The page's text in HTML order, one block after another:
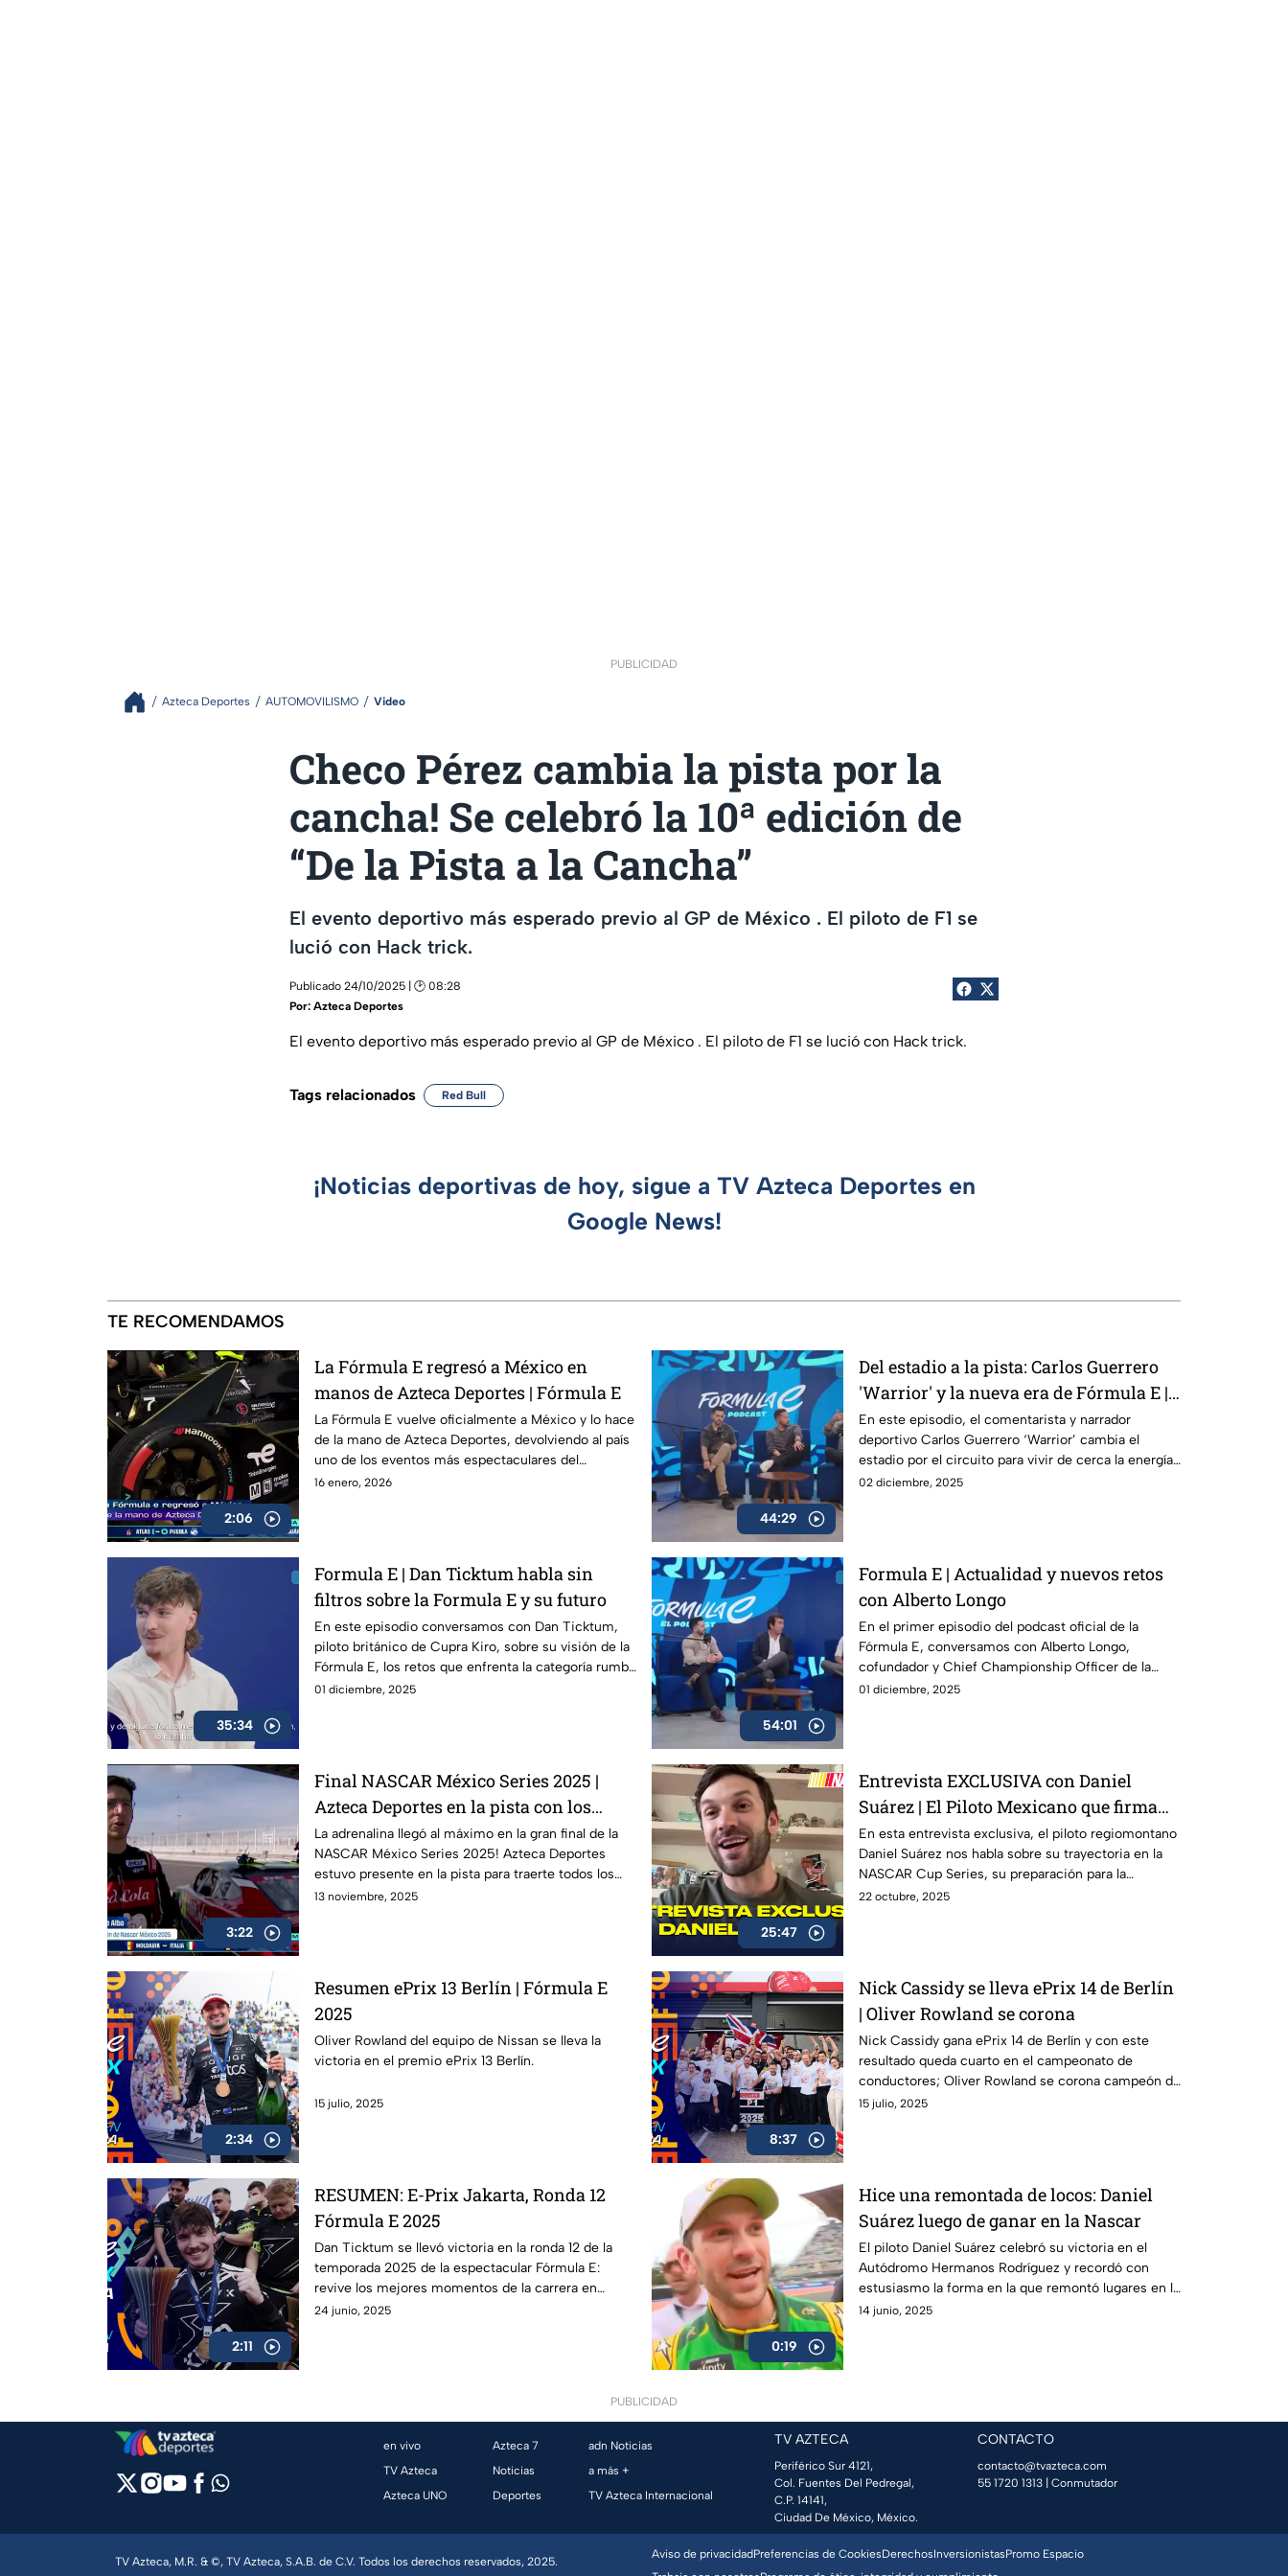
PUBLICIDAD
Azteca Deportes AUTOMOVILISMO Video
Checo Pérez cambia la pista por la
cancha! Se celebró la 10ª edición de
“De la Pista a la Cancha”
El evento deportivo más esperado previo al GP de México . El piloto de F1 se
lució con Hack trick.
Publicado 24/10/2025 | 🕑 08:28
Por: Azteca Deportes
El evento deportivo más esperado previo al GP de México . El piloto de F1 se lució con Hack trick.
Tags relacionados Red Bull
¡Noticias deportivas de hoy, sigue a TV Azteca Deportes en
Google News!
TE RECOMENDAMOS
2:06
La Fórmula E regresó a México en
manos de Azteca Deportes | Fórmula E
La Fórmula E vuelve oficialmente a México y lo hace
de la mano de Azteca Deportes, devolviendo al país
uno de los eventos más espectaculares del
automovilismo mundial.
16 enero, 2026
44:29
Del estadio a la pista: Carlos Guerrero
'Warrior' y la nueva era de Fórmula E |
Podcast de Fórmula E
En este episodio, el comentarista y narrador
deportivo Carlos Guerrero ‘Warrior’ cambia el
estadio por el circuito para vivir de cerca la energía
de la Fórmula E.
02 diciembre, 2025
35:34
Formula E | Dan Ticktum habla sin
filtros sobre la Formula E y su futuro
En este episodio conversamos con Dan Ticktum,
piloto británico de Cupra Kiro, sobre su visión de la
Fórmula E, los retos que enfrenta la categoría rumbo
a la temporada 12 y su propia evolución dentro del
01 diciembre, 2025
54:01
Formula E | Actualidad y nuevos retos
con Alberto Longo
En el primer episodio del podcast oficial de la
Fórmula E, conversamos con Alberto Longo,
cofundador y Chief Championship Officer de la
categoría, sobre la evolución del campeonato, los
01 diciembre, 2025
3:22
Final NASCAR México Series 2025 |
Azteca Deportes en la pista con los
campeones
La adrenalina llegó al máximo en la gran final de la
NASCAR México Series 2025! Azteca Deportes
estuvo presente en la pista para traerte todos los
detalles, entrevistas exclusivas y momentos
13 noviembre, 2025
25:47
Entrevista EXCLUSIVA con Daniel
Suárez | El Piloto Mexicano que firma
con Spire Motorsports
En esta entrevista exclusiva, el piloto regiomontano
Daniel Suárez nos habla sobre su trayectoria en la
NASCAR Cup Series, su preparación para la
temporada 2026 con Spire Motorsports, y lo que
22 octubre, 2025
2:34
Resumen ePrix 13 Berlín | Fórmula E
2025
Oliver Rowland del equipo de Nissan se lleva la
victoria en el premio ePrix 13 Berlín.
15 julio, 2025
8:37
Nick Cassidy se lleva ePrix 14 de Berlín
| Oliver Rowland se corona
Nick Cassidy gana ePrix 14 de Berlín y con este
resultado queda cuarto en el campeonato de
conductores; Oliver Rowland se corona campeón de
la Fórmula E en Berlín. Oliver Rowland del equipo de
15 julio, 2025
2:11
RESUMEN: E-Prix Jakarta, Ronda 12
Fórmula E 2025
Dan Ticktum se llevó victoria en la ronda 12 de la
temporada 2025 de la espectacular Fórmula E:
revive los mejores momentos de la carrera en
Jakarta
24 junio, 2025
0:19
Hice una remontada de locos: Daniel
Suárez luego de ganar en la Nascar
El piloto Daniel Suárez celebró su victoria en el
Autódromo Hermanos Rodríguez y recordó con
estusiasmo la forma en la que remontó lugares en la
pista del Autódromo Hermanos Rodríguez.
14 junio, 2025
PUBLICIDAD
en vivo
TV Azteca
Azteca UNO
Azteca 7
Noticias
Deportes
adn Noticias
a más +
TV Azteca Internacional
TV AZTECA
Periférico Sur 4121,
Col. Fuentes Del Pedregal,
C.P. 14141,
Ciudad De México, México.
CONTACTO
contacto@tvazteca.com
55 1720 1313 | Conmutador
TV Azteca, M.R. & ©, TV Azteca, S.A.B. de C.V. Todos los derechos reservados, 2025.
Aviso de privacidadPreferencias de CookiesDerechosInversionistasPromo Espacio